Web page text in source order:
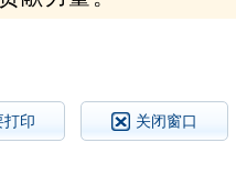
打印 关闭窗口